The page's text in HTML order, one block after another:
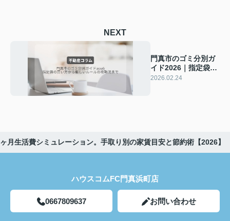
NEXT
門真市のゴミ分別ガ
イド2026｜指定袋の
買い方から厳しいル
2026.02.24
月生活費シミュレーション。手取り別の家賃目安と節約術【2026】
ハウスコムFC門真浜町店
0667809637 お問い合わせ